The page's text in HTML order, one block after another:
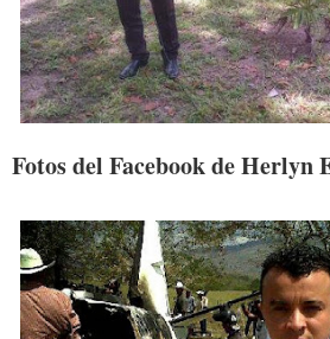
Fotos del Facebook de Herlyn